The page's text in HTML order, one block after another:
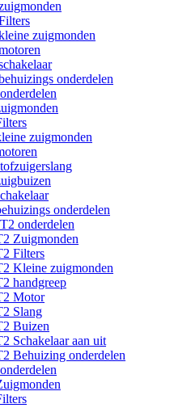
zuigmonden
onderdelen
zuigmonden
onderdelen
onderdelen
Zuigmonden
Filters
Kleine zuigmonden
handgreep
Motor
Slang
Buizen
Schakelaar aan uit
Behuizing onderdelen